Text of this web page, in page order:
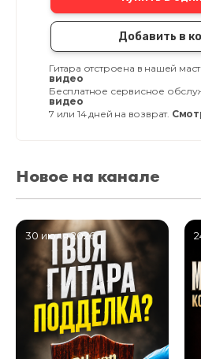
Добавить в
Гитара отстроена в нашей
видео
Бесплатное сервисное
видео
7 или 14 дней на возврат.
Новое на канале
30 июля 2026